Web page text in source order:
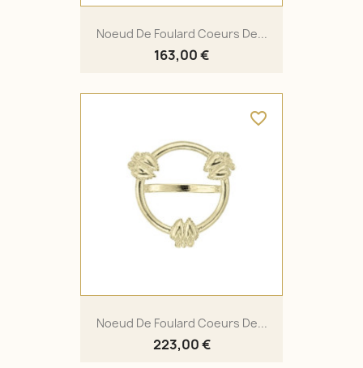
Noeud De Foulard Coeurs De...
163,00 €
Noeud De Foulard Coeurs De...
223,00 €
favorite_border